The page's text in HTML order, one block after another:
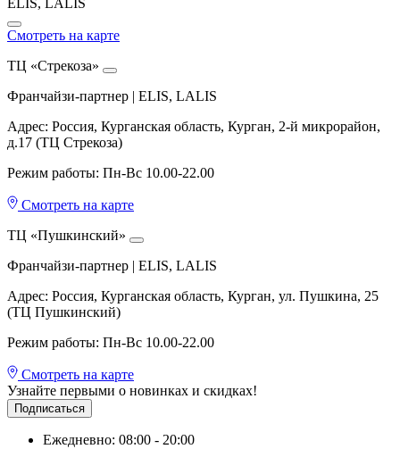
ELIS, LALIS
Смотреть на карте
ТЦ «Стрекоза»
Франчайзи-партнер | ELIS, LALIS
Адрес: Россия, Курганская область, Курган, 2-й микрорайон,
д.17 (ТЦ Стрекоза)
Режим работы: Пн-Вс 10.00-22.00
Смотреть на карте
ТЦ «Пушкинский»
Франчайзи-партнер | ELIS, LALIS
Адрес: Россия, Курганская область, Курган, ул. Пушкина, 25
(ТЦ Пушкинский)
Режим работы: Пн-Вс 10.00-22.00
Смотреть на карте
Узнайте первыми о новинках и скидках!
Подписаться
Ежедневно: 08:00 - 20:00